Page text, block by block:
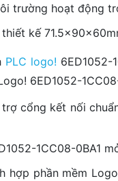
trường hoạt động
kế
PLC logo! 6ED1052-
6ED1052-
cổng kết nối
1CC08-0BA1
hợp phần mềm